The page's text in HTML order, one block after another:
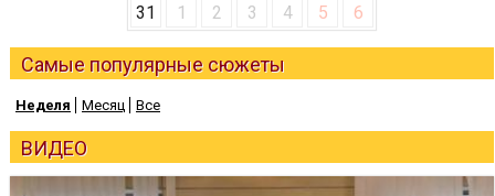
31
1 2 3 4 5 6
Самые популярные сюжеты
Неделя Месяц Все
ВИДЕО